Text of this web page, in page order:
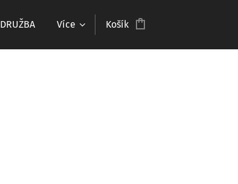
DRUŽBA Více Košík